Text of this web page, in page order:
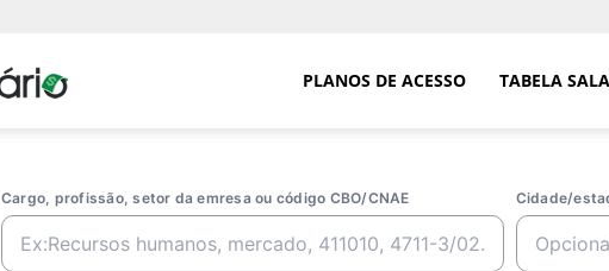
Portal PLANOS DE ACESSO TABELA
Cargo, profissão, setor da emresa ou código CBO/CNAE Cidade/